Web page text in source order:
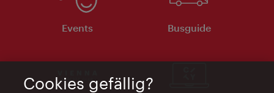
Events Busguide
Cookies gefällig?